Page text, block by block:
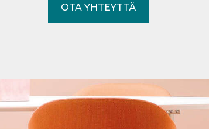
OTA YHTEYTTÄ